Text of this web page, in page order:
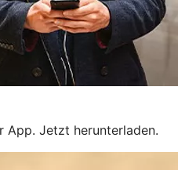
App. Jetzt herunterladen.